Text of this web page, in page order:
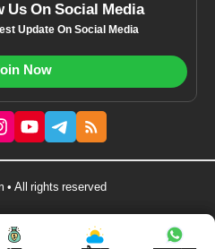
Us On Social Media
Update On Social Media
Now
• All rights reserved